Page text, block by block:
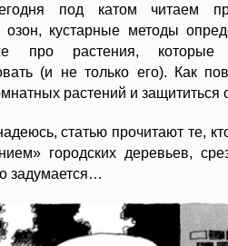
под катом читаем
озон, кустарные методы
про растения, которые
(и не только его). Как
растений и защититься
статью прочитают те,
городских деревьев,
задумается…